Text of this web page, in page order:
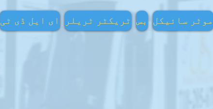
ای ایل ڈی ٹی ٹریکٹر ٹریلر بس موٹر سائیکل